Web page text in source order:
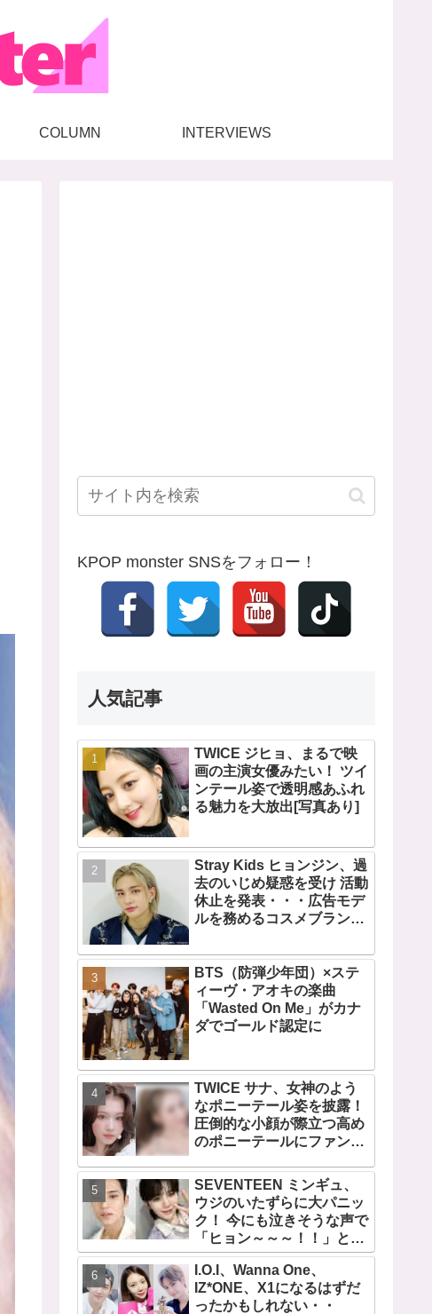
COLUMN INTERVIEWS
KPOP monster SNSをフォロー！
人気記事
TWICE ジヒョ、まるで映
画の主演女優みたい！ ツイ
ンテール姿で透明感あふれ
る魅力を大放出[写真あり]
Stray Kids ヒョンジン、過
去のいじめ疑惑を受け 活動
休止を発表・・・広告モデ
ルを務めるコスメブランド
BTS（防弾少年団）×ステ
ィーヴ・アオキの楽曲
「Wasted On Me」がカナ
ダでゴールド認定に
TWICE サナ、女神のよう
なポニーテール姿を披露！
圧倒的な小顔が際立つ高め
のポニーテールにファン歓
SEVENTEEN ミンギュ、
ウジのいたずらに大パニッ
ク！ 今にも泣きそうな声で
「ヒョン～～～！！」と呼
びかける… 恐怖のあまり子
供のように駆け出す姿がか
わいい
I.O.I、Wanna One、
IZ*ONE、X1になるはずだ
ったかもしれない・・